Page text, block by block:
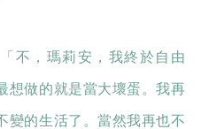
不，瑪莉安，我終於自由
想做的就是當大壞蛋。我再
變的生活了。當然我再也不